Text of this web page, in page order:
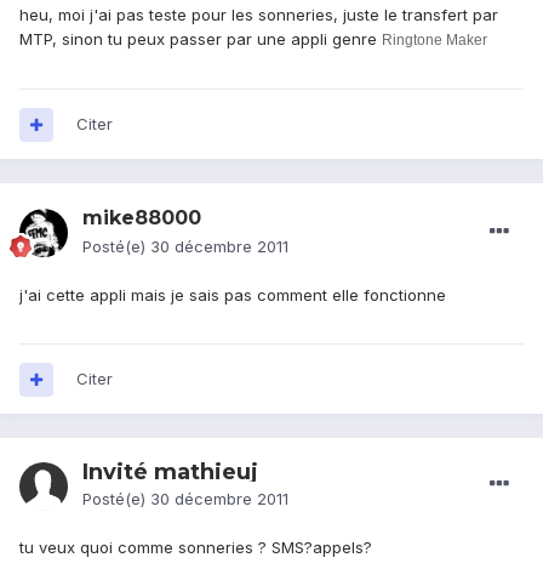
heu, moi j'ai pas teste pour les sonneries, juste le transfert par
MTP, sinon tu peux passer par une appli genre Ringtone Maker
Citer
mike88000
Posté(e) 30 décembre 2011
j'ai cette appli mais je sais pas comment elle fonctionne
Citer
Invité mathieuj
Posté(e) 30 décembre 2011
tu veux quoi comme sonneries ? SMS?appels?